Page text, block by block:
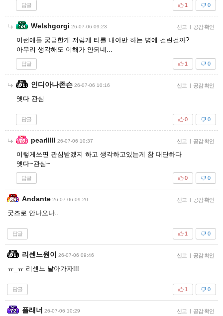
답글 0
1
Welshgorgi 26-07-06 09:23 신고 | 공감 확인
이런애들 궁금한게 저렇게 티를 내야만 하는 병에 걸린걸까?
아무리 생각해도 이해가 안되네...
답글 0
1
인디아나존슨 26-07-06 10:16 신고 | 공감 확인
옛다 관심
답글 0
0
pearlllll 26-07-06 10:37 신고 | 공감 확인
이렇게쓰면 관심받겠지 하고 생각하고있는게 참 대단하다
옛다~관심~
답글 0
0
Andante 26-07-06 09:20 신고 | 공감 확인
굿즈로 안나오나..
답글 0
1
리센느원이 26-07-06 09:46 신고 | 공감 확인
ㅠ_ㅠ 리센느 날아가자!!!
답글 0
1
플래너 26-07-06 10:29 신고 | 공감 확인